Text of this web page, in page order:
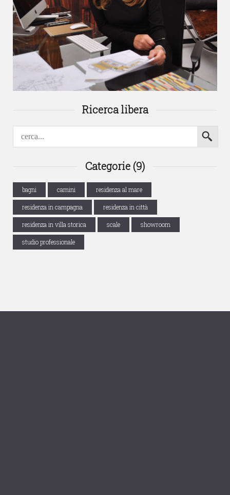
Ricerca libera
Categorie (9)
bagni camini residenza al mare
residenza in campagna residenza in città
residenza in villa storica scale showroom
studio professionale